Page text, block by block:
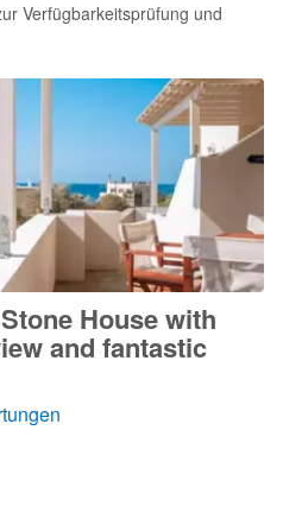
Verfügbarkeitsprüfung und
House with
and fantastic